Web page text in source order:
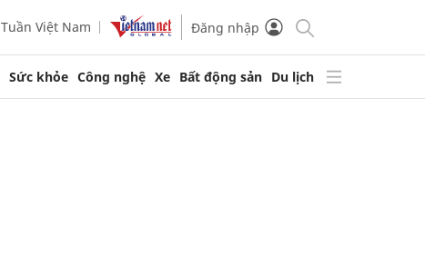
Tuần Việt Nam Đăng nhập
Sức khỏe Công nghệ Xe Bất động sản Du lịch